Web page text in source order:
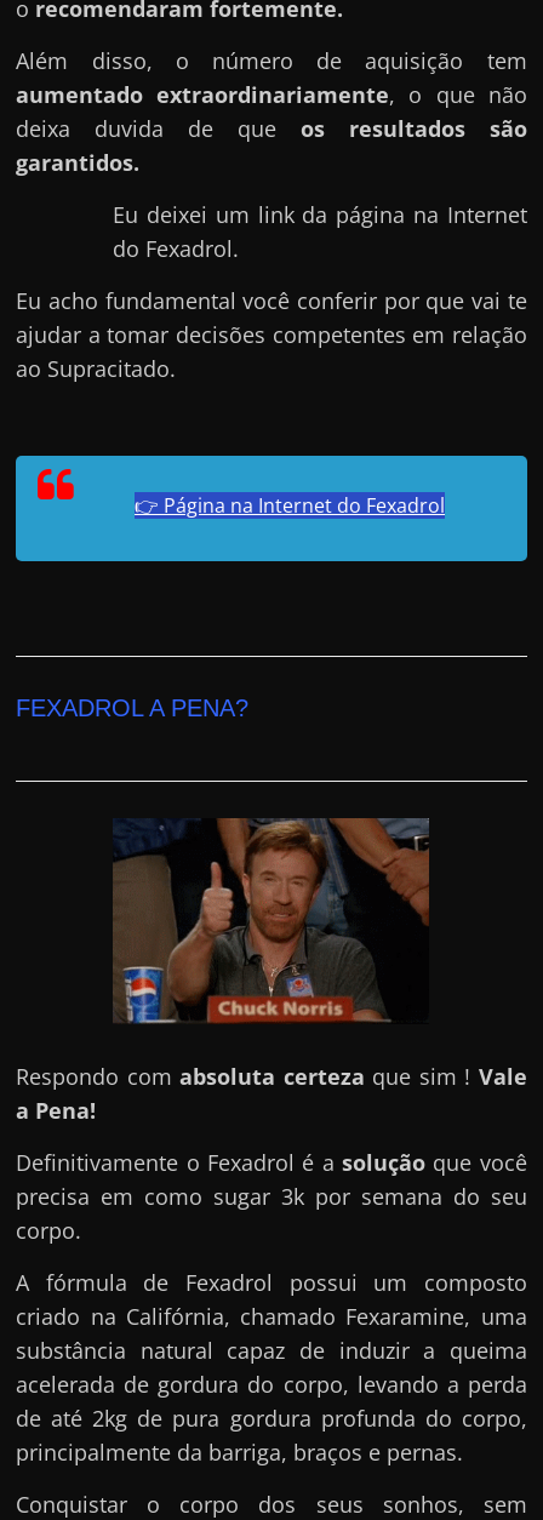
r
d
i
n
r
o
n
?
a
o recomendaram fortemente.
Além disso, o número de aquisição tem
aumentado extraordinariamente, o que não
deixa duvida de que os resultados são
garantidos.
Eu deixei um link da página na Internet
do Fexadrol.
Eu acho fundamental você conferir por que vai te
ajudar a tomar decisões competentes em relação
ao Supracitado.
👉 Página na Internet do Fexadrol
FEXADROL A PENA?
Respondo comabsoluta certeza que sim ! Vale
a Pena!
Definitivamente o Fexadrol é a soluçãoque você
precisa em como sugar 3k por semana do seu
corpo.
A fórmula de Fexadrol possui um composto
criado na Califórnia, chamado Fexaramine, uma
substância natural capaz de induzir a queima
acelerada de gordura do corpo, levando a perda
de até 2kg de pura gordura profunda do corpo,
principalmente da barriga, braços e pernas.
Conquistar o corpo dos seus sonhos, sem